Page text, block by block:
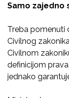
Samo zajedno
Treba pomenuti
Civilnog
Civilnom
definicijom
jednako